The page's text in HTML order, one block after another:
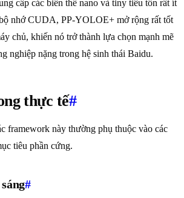
cấp các biến thể nano và tiny tiêu tốn rất ít
nhớ CUDA, PP-YOLOE+ mở rộng rất tốt
chủ, khiến nó trở thành lựa chọn mạnh mẽ
nghiệp nặng trong hệ sinh thái Baidu.
thực tế#
framework này thường phụ thuộc vào các
tiêu phần cứng.
#